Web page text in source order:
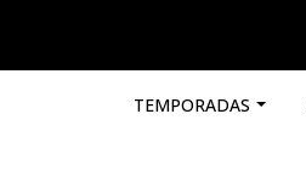
TEMPORADAS